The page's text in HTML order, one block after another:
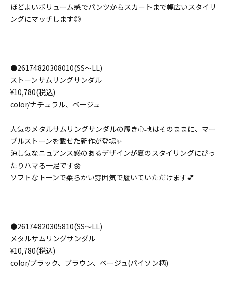
ほどよいボリューム感でパンツからスカートまで幅広いスタイリ
ングにマッチします◎
●26174820308010(SS〜LL)
ストーンサムリングサンダル
¥10,780(税込)
color/ナチュラル、ベージュ
人気のメタルサムリングサンダルの履き心地はそのままに、マー
ブルストーンを載せた新作が登場✨
涼し気なニュアンス感のあるデザインが夏のスタイリングにぴっ
たりハマる一足です🌼
ソフトなトーンで柔らかい雰囲気で履いていただけます💕
●26174820305810(SS〜LL)
メタルサムリングサンダル
¥10,780(税込)
color/ブラック、ブラウン、ベージュ(パイソン柄)